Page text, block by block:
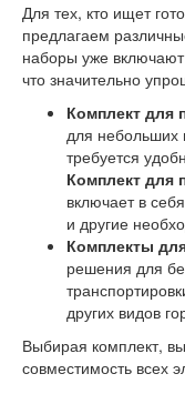
Для тех, кто ищет
предлагаем
наборы уже
что значительно
Комплект для
для небольших
требуется
Комплект для
включает в
и другие
Комплекты
решения для
других видов
Выбирая комплект,
совместимость всех